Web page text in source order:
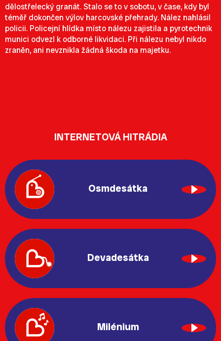
dělostřelecký granát. Stalo se to v sobotu, v čase, kdy byl
téměř dokončen výlov harcovské přehrady. Nález nahlásil
policii. Policejní hlídka místo nálezu zajistila a pyrotechnik
munici odvezl k odborné likvidaci. Při nálezu nebyl nikdo
zraněn, ani nevznikla žádná škoda na majetku.
INTERNETOVÁ HITRÁDIA
Osmdesátka
Devadesátka
Milénium